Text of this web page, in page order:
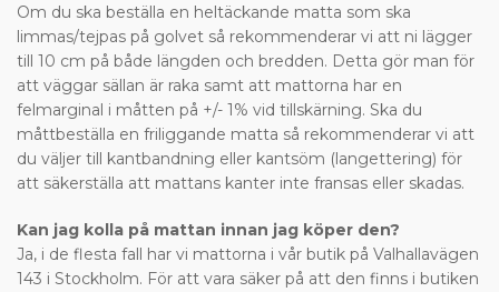
Om du ska beställa en heltäckande matta som ska
limmas/tejpas på golvet så rekommenderar vi att ni lägger
till 10 cm på både längden och bredden. Detta gör man för
att väggar sällan är raka samt att mattorna har en
felmarginal i måtten på +/- 1% vid tillskärning. Ska du
måttbeställa en friliggande matta så rekommenderar vi att
du väljer till kantbandning eller kantsöm (langettering) för
att säkerställa att mattans kanter inte fransas eller skadas.
Kan jag kolla på mattan innan jag köper den?
Ja, i de flesta fall har vi mattorna i vår butik på Valhallavägen
143 i Stockholm. För att vara säker på att den finns i butiken